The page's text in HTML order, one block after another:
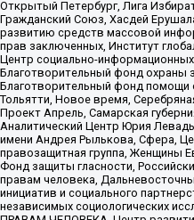
Открытый Петербург, Лига
Гражданский Союз, Хасдей
развитию средств массовой
прав заключенных, Институт
Центр социально-
Благотворительный фонд охраны
Благотворительный фонд
Тольятти, Новое время,
Проект Апрель, Самарская
Аналитический Центр Юрия
имени Андрея Рылькова, Сфера,
правозащитная группа, Женщины
Фонд защиты гласности,
правам человека,
инициатив и социального
независимых социологических